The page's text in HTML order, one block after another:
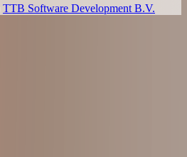
TTB Software Development B.V.